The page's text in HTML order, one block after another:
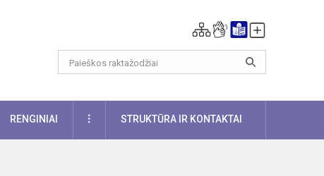
RENGINIAI DAUGIAUSTRUKTŪRA IR KONTAKTAI